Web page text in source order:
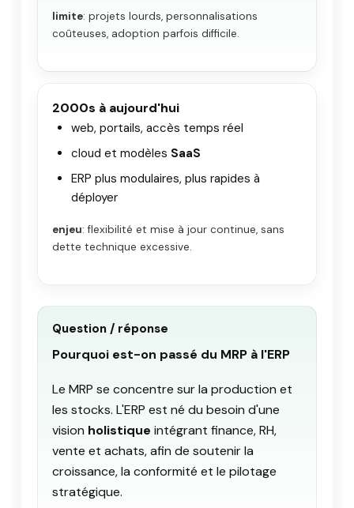
limite: projets lourds, personnalisations
coûteuses, adoption parfois difficile.
2000s à aujourd'hui
web, portails, accès temps réel
cloud et modèles SaaS
ERP plus modulaires, plus rapides à
déployer
enjeu: flexibilité et mise à jour continue, sans
dette technique excessive.
Question / réponse
Pourquoi est-on passé du MRP à l'ERP
Le MRP se concentre sur la production et
les stocks. L'ERP est né du besoin d'une
vision holistique intégrant finance, RH,
vente et achats, afin de soutenir la
croissance, la conformité et le pilotage
stratégique.